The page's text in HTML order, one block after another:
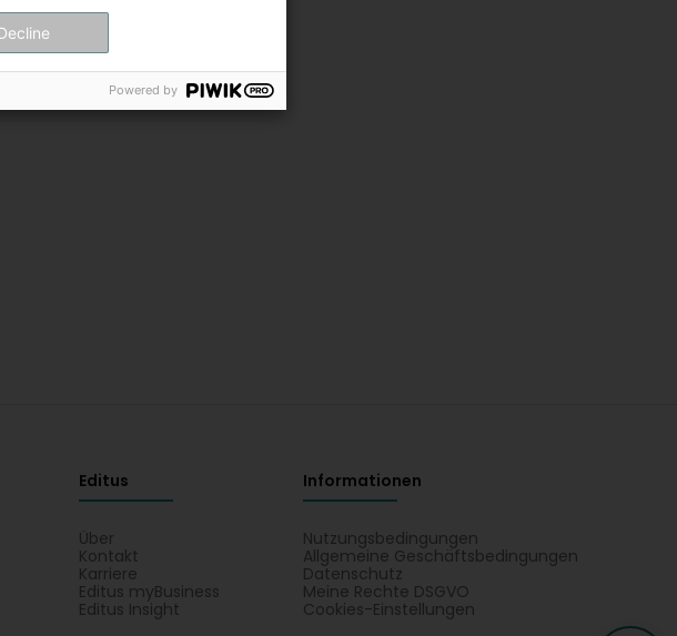
Editus
Über
Kontakt
Karriere
Editus myBusiness
Editus Insight
Informationen
Nutzungsbedingungen
Allgemeine Geschäftsbedingungen
Datenschutz
Meine Rechte DSGVO
Cookies-Einstellungen
Powered by